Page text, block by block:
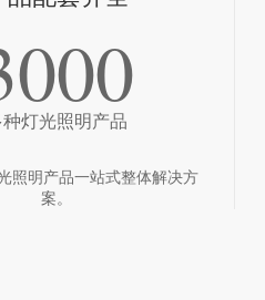
种灯光照明产品
照明产品一站式整体解决方
案。